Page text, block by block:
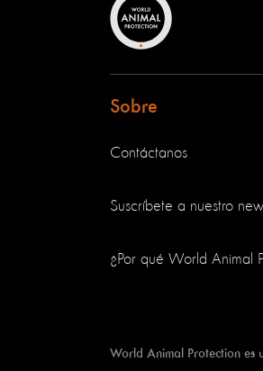
Sobre
Contáctanos
Suscríbete a nuestro
¿Por qué World Animal
World Animal Protection